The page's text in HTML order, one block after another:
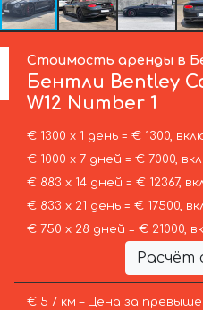
Стоимость аренды в
Бентли Bentley
W12 Number 1
€ 1300 х 1 день = € 1300,
€ 1000 х 7 дней = € 7000,
€ 883 х 14 дней = € 12367,
€ 833 х 21 день = € 17500,
€ 750 х 28 дней = € 21000,
Расчёт
€ 5 / км – Цена за